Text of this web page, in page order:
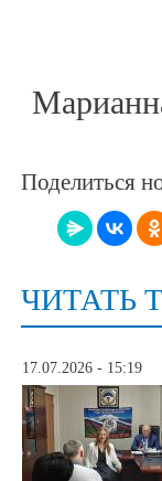
Поделиться
ЧИТАТЬ
17.07.2026 - 15:19